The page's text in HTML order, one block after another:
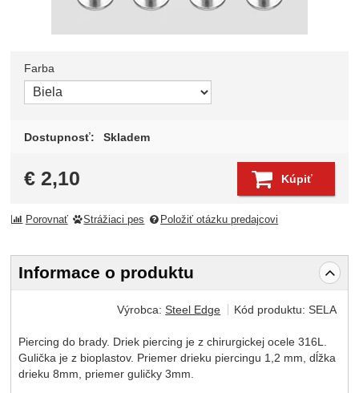
Zvoľte variant
Farba
Dostupnosť: Skladem
€ 2,10 Kúpiť
Porovnať Strážiaci pes Položiť otázku predajcovi
Informace o produktu
Výrobca:Steel Edge Kód produktu:SELA
Piercing do brady. Driek piercing je z chirurgickej ocele 316L.
Gulička je z bioplastov. Priemer drieku piercingu 1,2 mm, dĺžka
drieku 8mm, priemer guličky 3mm.